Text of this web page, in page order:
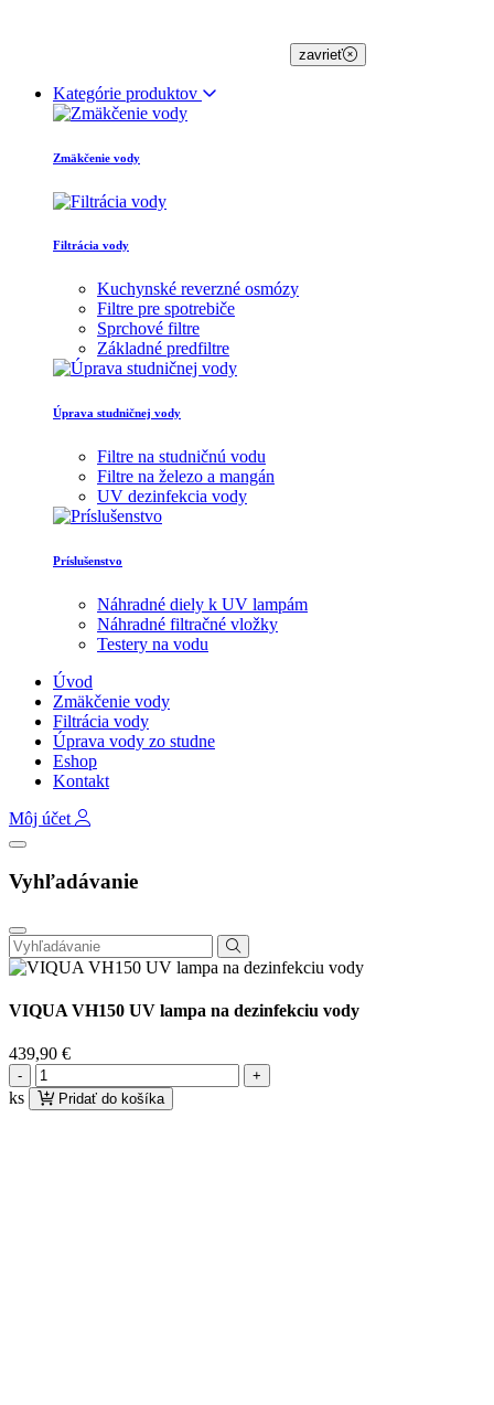
zavrieť
Kategórie produktov
Zmäkčenie vody
Filtrácia vody
Kuchynské reverzné osmózy
Filtre pre spotrebiče
Sprchové filtre
Základné predfiltre
Úprava studničnej vody
Filtre na studničnú vodu
Filtre na železo a mangán
UV dezinfekcia vody
Príslušenstvo
Náhradné diely k UV lampám
Náhradné filtračné vložky
Testery na vodu
Úvod
Zmäkčenie vody
Filtrácia vody
Úprava vody zo studne
Eshop
Kontakt
Môj účet
Vyhľadávanie
VIQUA VH150 UV lampa na dezinfekciu vody
439,90 €
množstvo
VIQUA
VH150
ks Pridať do košíka